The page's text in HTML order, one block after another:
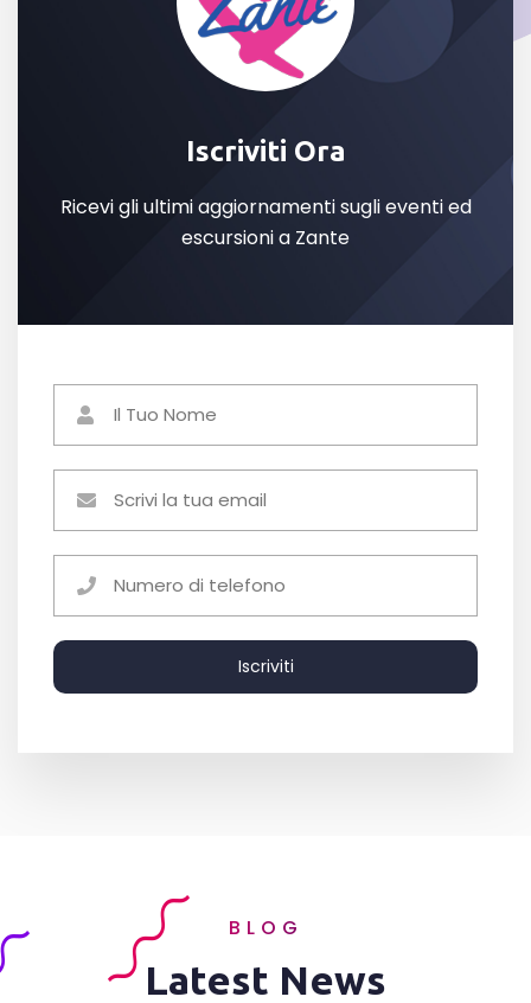
Iscriviti Ora
Ricevi gli ultimi aggiornamenti sugli eventi ed
escursioni a Zante
Iscriviti
BLOG
Latest News